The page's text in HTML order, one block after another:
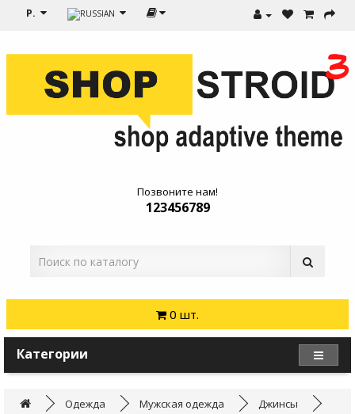
Р.
Позвоните нам!
123456789
0 шт.
Категории
Одежда Мужская одежда Джинсы